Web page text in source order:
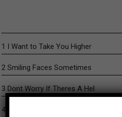
1 I Want to Take You Higher
2 Smiling Faces Sometimes
3 Dont Worry If Theres A Hell Below
4 People Get Ready